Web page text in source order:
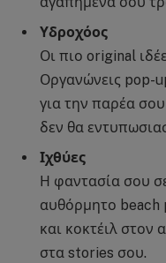
Υδροχόος
Οι πιο original
Οργανώνεις pop-
για την παρέα
δεν θα
Ιχθύες
Η φαντασία σου
αυθόρμητο beach
και κοκτέιλ στον
στα stories σου.